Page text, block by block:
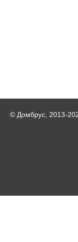
© Домбрус, 2013-